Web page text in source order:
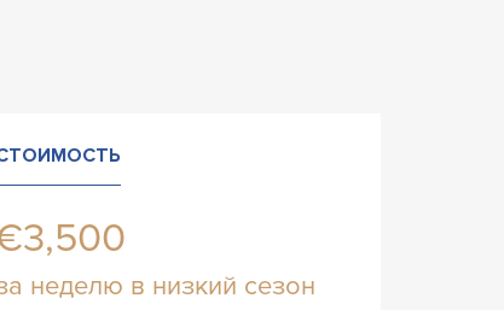
неделю в низкий сезон